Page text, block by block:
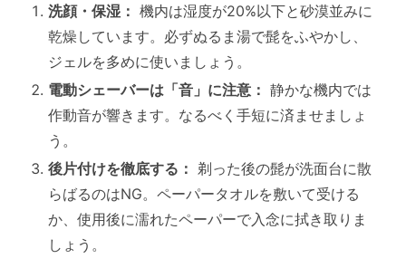
洗顔・保湿： 機内は湿度が20%以下と砂漠並みに
乾燥しています。必ずぬるま湯で髭をふやかし、
ジェルを多めに使いましょう。
電動シェーバーは「音」に注意： 静かな機内では
作動音が響きます。なるべく手短に済ませましょ
う。
後片付けを徹底する： 剃った後の髭が洗面台に散
らばるのはNG。ペーパータオルを敷いて受ける
か、使用後に濡れたペーパーで入念に拭き取りま
しょう。